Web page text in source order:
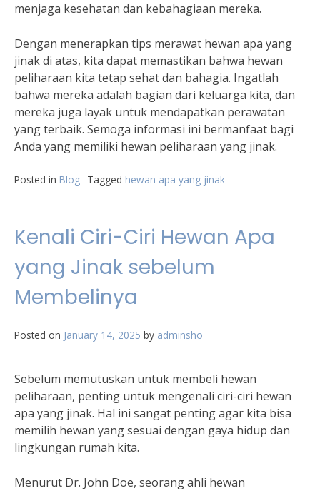
menjaga kesehatan dan kebahagiaan mereka.
Dengan menerapkan tips merawat hewan apa yang
jinak di atas, kita dapat memastikan bahwa hewan
peliharaan kita tetap sehat dan bahagia. Ingatlah
bahwa mereka adalah bagian dari keluarga kita, dan
mereka juga layak untuk mendapatkan perawatan
yang terbaik. Semoga informasi ini bermanfaat bagi
Anda yang memiliki hewan peliharaan yang jinak.
Posted in Blog Tagged hewan apa yang jinak
Kenali Ciri-Ciri Hewan Apa
yang Jinak sebelum
Membelinya
Posted on January 14, 2025 by adminsho
Sebelum memutuskan untuk membeli hewan
peliharaan, penting untuk mengenali ciri-ciri hewan
apa yang jinak. Hal ini sangat penting agar kita bisa
memilih hewan yang sesuai dengan gaya hidup dan
lingkungan rumah kita.
Menurut Dr. John Doe, seorang ahli hewan